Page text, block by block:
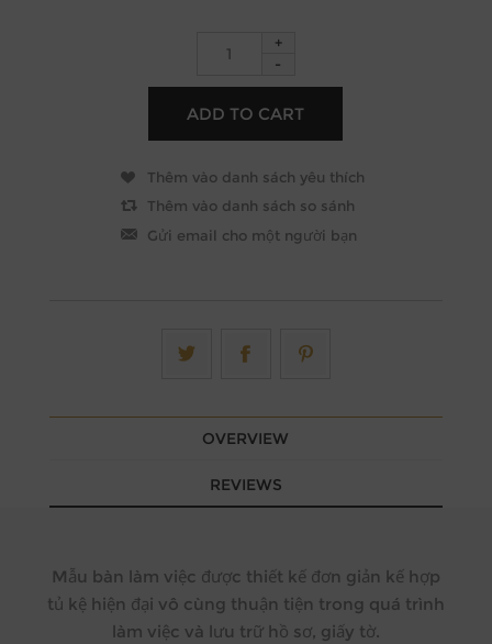
+
-
OVERVIEW
REVIEWS
Mẫu bàn làm việc được thiết kế đơn giản kế hợp
tủ kệ hiện đại vô cùng thuận tiện trong quá trình
làm việc và lưu trữ hồ sơ, giấy tờ.